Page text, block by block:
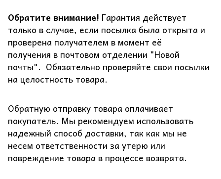
Обратите внимание! Гарантия действует
только в случае, если посылка была открыта и
проверена получателем в момент её
получения в почтовом отделении "Новой
почты". Обязательно проверяйте свои посылки
на целостность товара.
Обратную отправку товара оплачивает
покупатель. Мы рекомендуем использовать
надежный способ доставки, так как мы не
несем ответственности за утерю или
повреждение товара в процессе возврата.